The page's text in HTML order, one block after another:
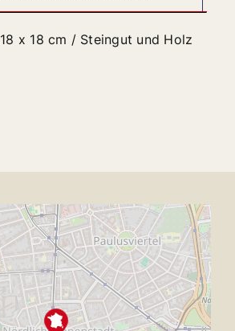
18 x 18 cm / Steingut und Holz